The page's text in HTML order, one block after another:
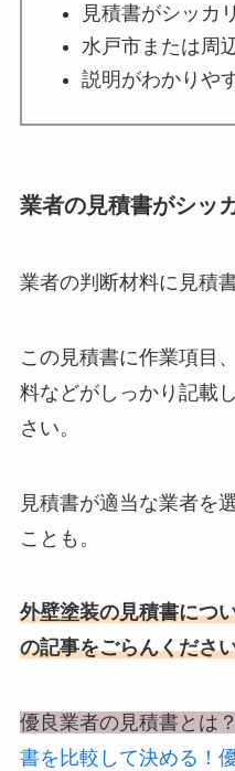
見積書がシッカ
水戸市または周
説明がわかりや
業者の見積書がシッ
業者の判断材料に見積
この見積書に作業項目
料などがしっかり記載
さい。
見積書が適当な業者を
ことも。
外壁塗装の見積書につ
の記事をごらんくださ
優良業者の見積書とは？
書を比較して決める！